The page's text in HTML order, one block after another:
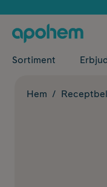
Sortiment
Hem